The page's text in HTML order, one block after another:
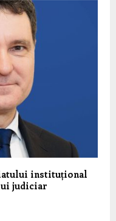
instituțional
judiciar